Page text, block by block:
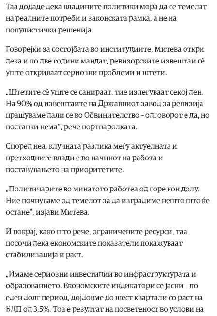
Таа додаде дека владините политики мора да се темелат
на реалните потреби и законската рамка, а не на
популистички решенија.
Говорејќи за состојбата во институциите, Митева откри
дека и по две години мандат, ревизорските извештаи сè
уште откриваат сериозни проблеми и штети.
„Штетите сè уште се санираат, тие излегуваат секој ден.
На 90% од извештаите на Државниот завод за ревизија
прашуваме дали се во Обвинителство – одговорот е да, но
постапки нема“, рече портпаролката.
Според неа, клучната разлика меѓу актуелната и
претходните влади е во начинот на работа и
поставувањето на приоритетите.
„Политичарите во минатото работеа од горе кон долу.
Ние почнуваме од темелот за да изградиме нешто што ќе
остане“, изјави Митева.
И покрај, како што рече, ограничените ресурси, таа
посочи дека економските показатели покажуваат
стабилизација и раст.
„Имаме сериозни инвестиции во инфраструктурата и
образованието. Економските индикатори се јасни – по
еден долг период, дојдовме до шест квартали со раст на
БДП од 3,5%. Тоа е резултат на посветеност во услови на